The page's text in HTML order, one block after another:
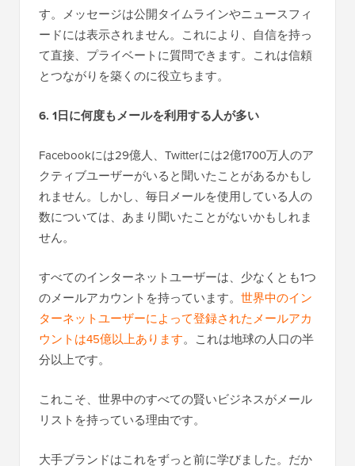
す。メッセージは公開タイムラインやニュースフィ
ードには表示されません。これにより、自信を持っ
て直接、プライベートに質問できます。これは信頼
とつながりを築くのに役立ちます。
6. 1日に何度もメールを利用する人が多い
Facebookには29億人、Twitterには2億1700万人のア
クティブユーザーがいると聞いたことがあるかもし
れません。しかし、毎日メールを使用している人の
数については、あまり聞いたことがないかもしれま
せん。
すべてのインターネットユーザーは、少なくとも1つ
のメールアカウントを持っています。 世界中のイン
ターネットユーザーによって登録されたメールアカ
ウントは45億以上あります。これは地球の人口の半
分以上です。
これこそ、世界中のすべての賢いビジネスがメール
リストを持っている理由です。
大手ブランドはこれをずっと前に学びました。だか